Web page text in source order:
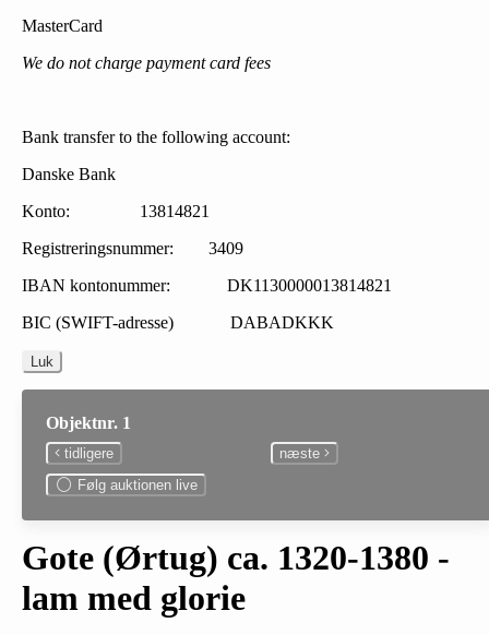
MasterCard
We do not charge payment card fees
Bank transfer to the following account:
Danske Bank
Konto: 13814821
Registreringsnummer: 3409
IBAN kontonummer: DK1130000013814821
BIC (SWIFT-adresse) DABADKKK
Luk
Objektnr. 1
tidligere
næste
Følg auktionen live
Gote (Ørtug) ca. 1320-1380 -
lam med glorie